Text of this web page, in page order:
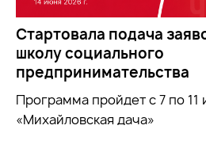
Стартовала подача
школу социального
предпринимательства
Программа пройдет с 7 по 11
«Михайловская дача»